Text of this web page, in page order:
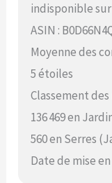
indisponible
ASIN :
Moyenne des
5 étoiles
Classement
136 469 en
560 en Serres
Date de mise